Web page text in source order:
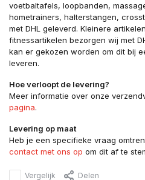
voetbaltafels, loopbanden,
hometrainers, halterstangen,
met DHL geleverd. Kleinere
fitnessartikelen bezorgen wij met
kan er gekozen worden om dit bij
leveren.
Hoe verloopt de levering?
Meer informatie over onze
pagina.
Levering op maat
Heb je een specifieke vraag
contact met ons op om dit af te
Vergelijk Delen